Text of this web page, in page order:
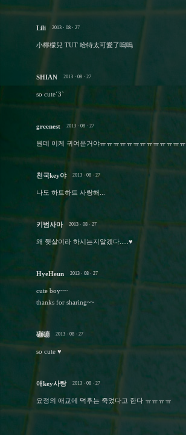
Lili 2013 · 08 · 27
小檸檬兒 TUT 哈特太可愛了嗚嗚
SHIAN 2013 · 08 · 27
so cuteˊ3ˋ
greenest 2013 · 08 · 27
뭔데 이케 귀여운거야ㅠㅠㅠㅠㅠㅠㅠㅠㅠㅠㅠㅠㅠ
천국key야 2013 · 08 · 27
나도 하트하트 사랑해...
키범사마 2013 · 08 · 27
왜 햇살이라 하시는지알겠다.....♥
HyeHeun 2013 · 08 · 27
cute boy~~
thanks for sharing~~
磞磞 2013 · 08 · 27
so cute ♥
애key사랑 2013 · 08 · 27
요정의 애교에 덕후는 죽었다고 한다 ㅠㅠㅠㅠ